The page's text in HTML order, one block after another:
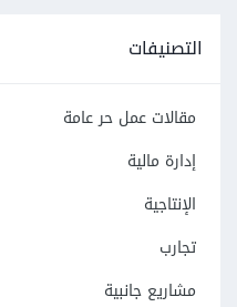
التصنيفات
مقالات عمل حر عامة
إدارة مالية
الإنتاجية
تجارب
مشاريع جانبية